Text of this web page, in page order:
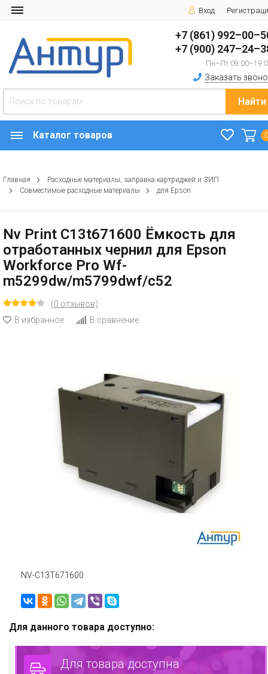
Вход
+7 (861)
+7 (900)
Пн–Пт
Заказать
Найти
Каталог товаров
Главная
Расходные материалы, заправка картриджей и ЗИП
Совместимые расходные материалы
для Epson
Nv Print C13t671600 Ёмкость для
отработанных чернил для Epson
Workforce Pro Wf-
m5299dw/m5799dwf/c52
(0 отзывов)
В избранное
В сравнение
NV-C13T671600
Для данного товара доступно:
Для товара доступна